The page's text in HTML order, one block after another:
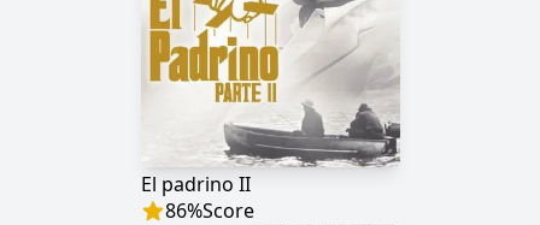
El padrino II
86%Score